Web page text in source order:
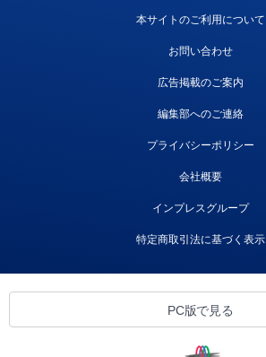
本サイトのご利用について
お問い合わせ
広告掲載のご案内
編集部へのご連絡
プライバシーポリシー
会社概要
インプレスグループ
特定商取引法に基づく表示
PC版で見る